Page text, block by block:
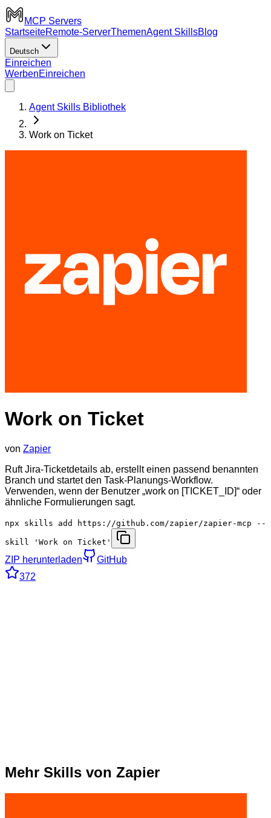
MCP Servers
StartseiteRemote-ServerThemenAgent SkillsBlog
Deutsch
Einreichen
WerbenEinreichen
Agent Skills Bibliothek
Work on Ticket
Work on Ticket
von Zapier
Ruft Jira-Ticketdetails ab, erstellt einen passend benannten
Branch und startet den Task-Planungs-Workflow.
Verwenden, wenn der Benutzer „work on [TICKET_ID]“ oder
ähnliche Formulierungen sagt.
npx skills add https://github.com/zapier/zapier-mcp --
skill 'Work on Ticket'
ZIP herunterladen
GitHub
372
Mehr Skills von Zapier